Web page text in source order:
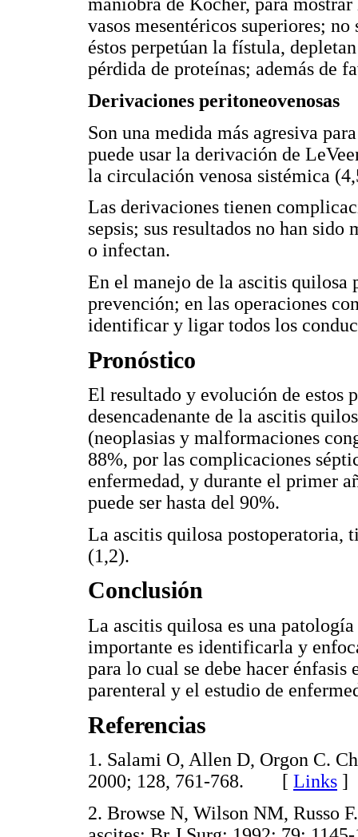
maniobra de Kocher, para
vasos mesentéricos superiores;
éstos perpetúan la fístula,
pérdida de proteínas; además de
Derivaciones peritoneovenosas
Son una medida más agresiva
puede usar la derivación de
la circulación venosa sistémica
Las derivaciones tienen
sepsis; sus resultados no han
o infectan.
En el manejo de la ascitis quilosa
prevención; en las operaciones
identificar y ligar todos los
Pronóstico
El resultado y evolución de estos
desencadenante de la ascitis
(neoplasias y malformaciones
88%, por las complicaciones
enfermedad, y durante el primer
puede ser hasta del 90%.
La ascitis quilosa postoperatoria,
(1,2).
Conclusión
La ascitis quilosa es una
importante es identificarla y
para lo cual se debe hacer
parenteral y el estudio de
Referencias
1. Salami O, Allen D, Orgon C.
2000; 128, 761-768. [ Links ]
2. Browse N, Wilson NM, Russo